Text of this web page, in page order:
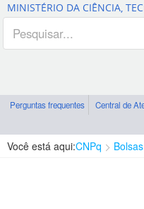
MINISTÉRIO DA CIÊNCIA,
Perguntas frequentes Central de
Você está aqui:CNPq